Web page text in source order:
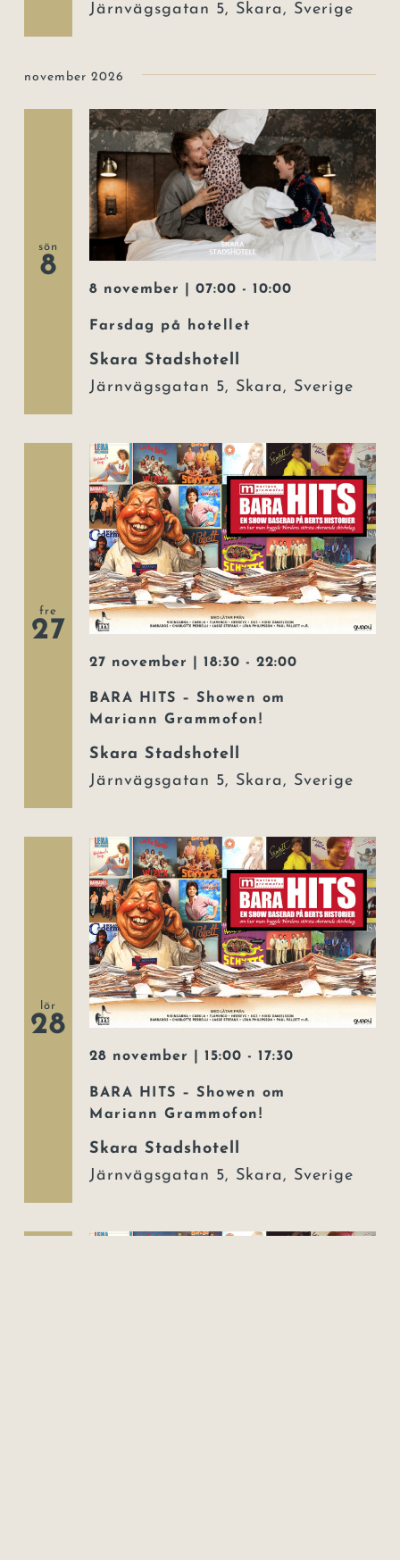
Järnvägsgatan 5, Skara, Sverige
november 2026
sön
8
Farsdag på hotellet
8 november | 07:00 -10:00
Skara Stadshotell
Järnvägsgatan 5, Skara, Sverige
fre
27
BARA HITS – Showen om
Mariann Grammofon!
27 november | 18:30 -22:00
Skara Stadshotell
Järnvägsgatan 5, Skara, Sverige
lör
28
BARA HITS – Showen om
Mariann Grammofon!
28 november | 15:00 -17:30
Skara Stadshotell
Järnvägsgatan 5, Skara, Sverige